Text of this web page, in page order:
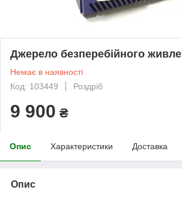
Джерело безперебійного
Немає в наявності
Код: 103449
Роздріб
9 900 ₴
Опис Характеристики Доставка
Опис